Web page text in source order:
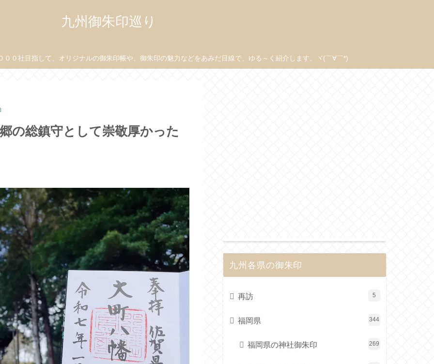
九州御朱印巡り
０社目指して、オリジナルの御朱印帳や、御朱印の魅力などをあみだ目線で、ゆる～く紹介します。ヾ(￣∀￣*)
の総鎮守として崇敬厚かった
九州各県の御朱印
再訪 5
福岡県 344
福岡県の神社御朱印 269